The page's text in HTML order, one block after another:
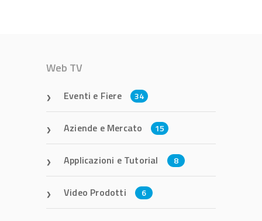
Web TV
Eventi e Fiere 34
Aziende e Mercato 15
Applicazioni e Tutorial 8
Video Prodotti 6